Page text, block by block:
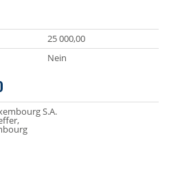
25 000,00
Nein
S.A.